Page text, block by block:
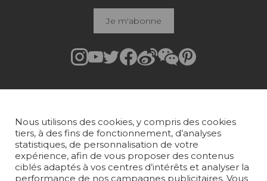
TISSUS
PAPIERS PEINTS
TAPIS ET MOQUETTES
Je m'abonne
Nous utilisons des cookies, y compris des cookies
tiers, à des fins de fonctionnement, d’analyses
statistiques, de personnalisation de votre
expérience, afin de vous proposer des contenus
ciblés adaptés à vos centres d’intérêts et analyser la
performance de nos campagnes publicitaires. Vous